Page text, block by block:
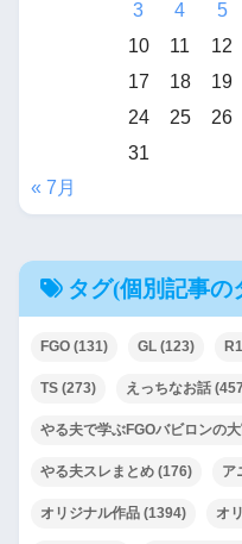
3
4 5
10
11 12
17
18 19
24
25 26
31
« 7月
タグ(個別記事の
FGO (131) GL (123)
TS (273) えっちなお話
やる夫で学ぶFGOバビロンの
やる夫スレまとめ (176) ア
オリジナル作品 (1394) オ